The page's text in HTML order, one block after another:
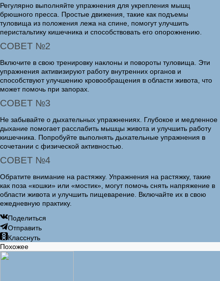
Регулярно выполняйте упражнения для укрепления мышц
брюшного пресса. Простые движения, такие как подъемы
туловища из положения лежа на спине, помогут улучшить
перистальтику кишечника и способствовать его опорожнению.
СОВЕТ №2
Включите в свою тренировку наклоны и повороты туловища. Эти
упражнения активизируют работу внутренних органов и
способствуют улучшению кровообращения в области живота, что
может помочь при запорах.
СОВЕТ №3
Не забывайте о дыхательных упражнениях. Глубокое и медленное
дыхание помогает расслабить мышцы живота и улучшить работу
кишечника. Попробуйте выполнять дыхательные упражнения в
сочетании с физической активностью.
СОВЕТ №4
Обратите внимание на растяжку. Упражнения на растяжку, такие
как поза «кошки» или «мостик», могут помочь снять напряжение в
области живота и улучшить пищеварение. Включайте их в свою
ежедневную практику.
Поделиться
Отправить
Класснуть
Похожее